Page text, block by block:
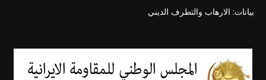
بيانات: الارهاب والتطرف الديني